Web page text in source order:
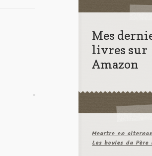
Mes
livres sur
Amazon
Meurtre en
Les boules du Père